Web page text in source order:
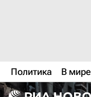
Политика В мире